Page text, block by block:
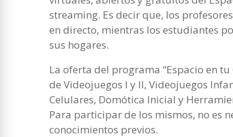
streaming. Es decir que, los
en directo, mientras los estudiantes
sus hogares.
La oferta del programa “Espacio en
de Videojuegos I y II, Videojuegos
Celulares, Domótica Inicial y
Para participar de los mismos, no es
conocimientos previos.